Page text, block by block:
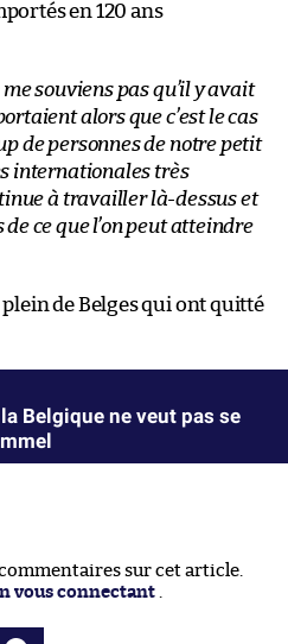
en 120 ans
souviens pas qu’il y avait
alors que c’est le cas
de personnes de notre petit
internationales très
à travailler là-dessus et
ce que l’on peut atteindre
de Belges qui ont quitté
Belgique ne veut pas se
sur cet article.
vous connectant .